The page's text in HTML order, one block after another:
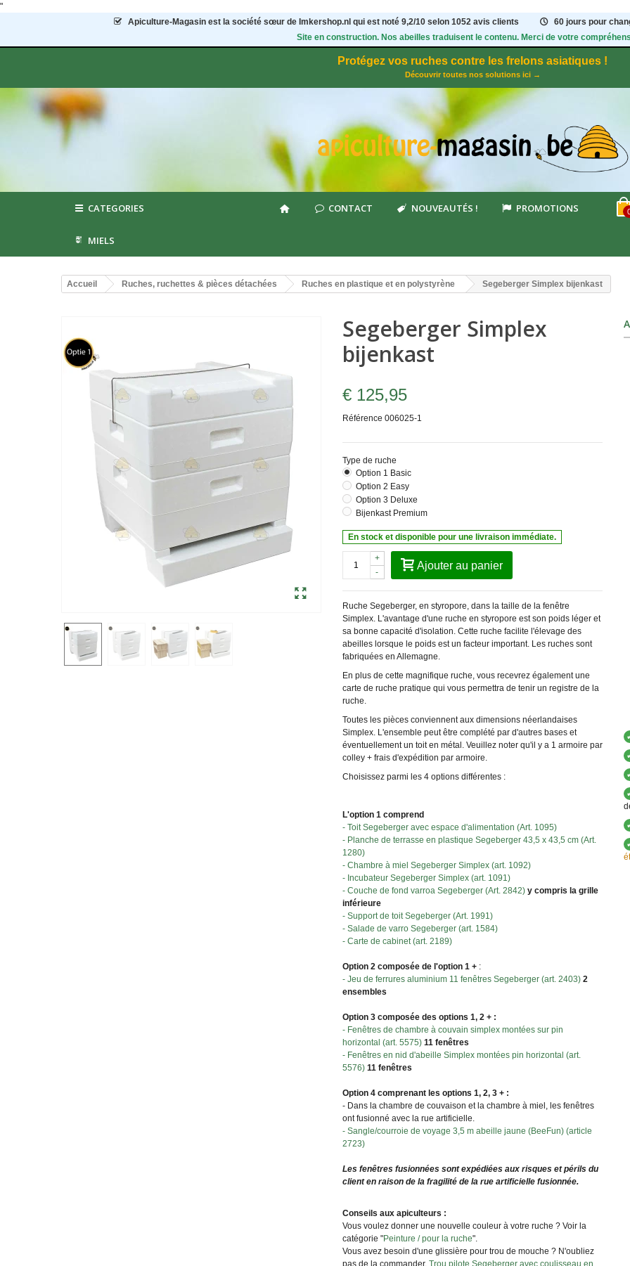
"
Apiculture-Magasin est la société sœur de Imkershop.nl qui est noté 9,2/10 selon 1052avis clients
60 jours pour
Site en construction. Nos abeilles traduisent le contenu. Merci de votre
Protégez vos ruches contre les frelons asiatiques !
Découvrir toutes nos solutions ici →
CATEGORIES CONTACT NOUVEAUTÉS ! PROMOTIONS
MIELS
Accueil Ruches, ruchettes & pièces détachées Ruches en plastique et en polystyrène Segeberger Simplex bijenkast
Segeberger Simplex
bijenkast
€ 125,95
Référence 006025-1
Type de ruche
Option 1 Basic
Option 2 Easy
Option 3 Deluxe
Bijenkast Premium
En stock et disponible pour une livraison immédiate.
-
+
Ajouter au panier
Ruche Segeberger, en styropore, dans la taille de la fenêtre
Simplex. L'avantage d'une ruche en styropore est son poids léger et
sa bonne capacité d'isolation. Cette ruche facilite l'élevage des
abeilles lorsque le poids est un facteur important. Les ruches sont
fabriquées en Allemagne.
En plus de cette magnifique ruche, vous recevrez également une
carte de ruche pratique qui vous permettra de tenir un registre de la
ruche.
Toutes les pièces conviennent aux dimensions néerlandaises
Simplex. L'ensemble peut être complété par d'autres bases et
éventuellement un toit en métal. Veuillez noter qu'il y a 1 armoire par
colley + frais d'expédition par armoire.
Choisissez parmi les 4 options différentes :
L'option 1 comprend
- Toit Segeberger avec espace d'alimentation (Art. 1095)
- Planche de terrasse en plastique Segeberger 43,5 x 43,5 cm (Art.
1280)
- Chambre à miel Segeberger Simplex (art. 1092)
- Incubateur Segeberger Simplex (art. 1091)
- Couche de fond varroa Segeberger (Art. 2842) y compris la grille
inférieure
- Support de toit Segeberger (Art. 1991)
- Salade de varro Segeberger (art. 1584)
- Carte de cabinet (art. 2189)
Option 2 composée de l'option 1 +:
- Jeu de ferrures aluminium 11 fenêtres Segeberger (art. 2403) 2
ensembles
Option 3 composée des options 1, 2 + :
- Fenêtres de chambre à couvain simplex montées sur pin
horizontal (art. 5575) 11 fenêtres
- Fenêtres en nid d'abeille Simplex montées pin horizontal (art.
5576) 11 fenêtres
Option 4 comprenant les options 1, 2, 3 + :
- Dans la chambre de couvaison et la chambre à miel, les fenêtres
ont fusionné avec la rue artificielle.
- Sangle/courroie de voyage 3,5 m abeille jaune (BeeFun) (article
2723)
Les fenêtres fusionnées sont expédiées aux risques et périls du
client en raison de la fragilité de la rue artificielle fusionnée.
Conseils aux apiculteurs :
Vous voulez donner une nouvelle couleur à votre ruche ? Voir la
catégorie "Peinture / pour la ruche".
Vous avez besoin d'une glissière pour trou de mouche ? N'oubliez